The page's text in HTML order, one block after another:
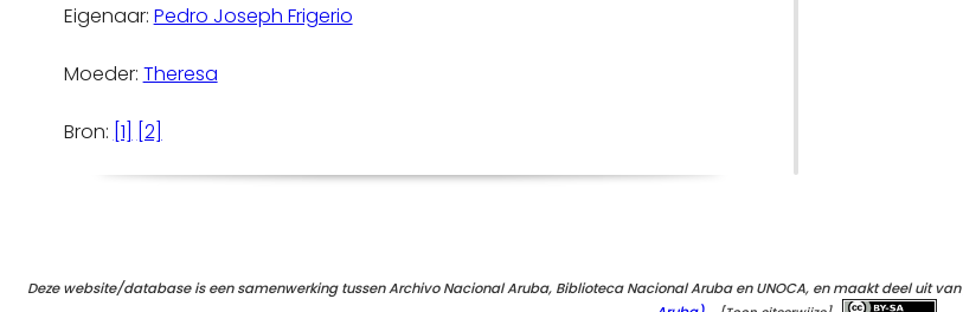
Eigenaar: Pedro Joseph Frigerio
Moeder: Theresa
Bron: [1] [2]
Deze website/database is een samenwerking tussen Archivo Nacional Aruba, Biblioteca Nacional Aruba en UNOCA, en maakt deel uit van